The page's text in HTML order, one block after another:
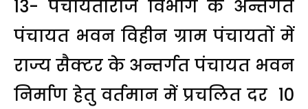
13- पंचायतीराज विभाग के अन्तर्गत
पंचायत भवन विहीन ग्राम पंचायतों में
राज्य सैक्टर के अन्तर्गत पंचायत भवन
निर्माण हेतु वर्तमान में प्रचलित दर ₹ 10